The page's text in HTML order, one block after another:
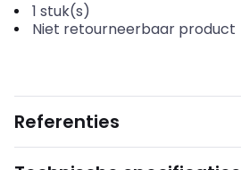
1 stuk(s)
Niet retourneerbaar product
Referenties